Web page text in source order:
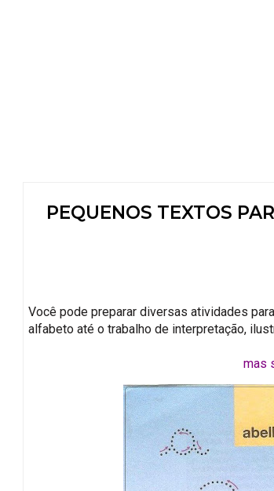
PEQUENOS TEXTOS
Você pode preparar diversas atividades
alfabeto até o trabalho de interpretação,
mas